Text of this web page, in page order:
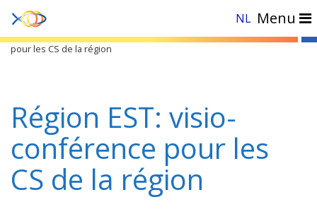
NL Menu
Accueil
pour les CS de la région
Région EST: visio-
conférence pour les
CS de la région